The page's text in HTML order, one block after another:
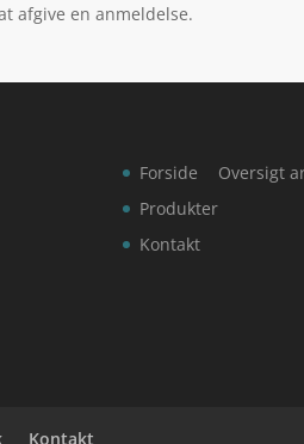
afgive en anmeldelse.
Forside
Produkter
Kontakt
Oversigt
Kontakt